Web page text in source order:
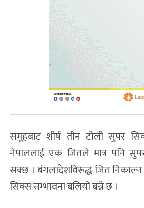
समूहबाट शीर्ष तीन टोली सुपर
नेपाललाई एक जितले मात्र पनि
सक्छ । बंगलादेशविरूद्ध जित
सिक्स सम्भावना बलियो बन्ने छ ।